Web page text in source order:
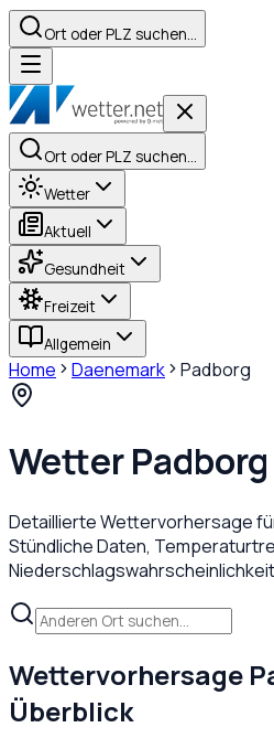
Ort oder PLZ suchen…
Ort oder PLZ suchen…
Wetter
Aktuell
Gesundheit
Freizeit
Allgemein
Home Daenemark Padborg
WetterPadborg
Detaillierte Wettervorhersage
Stündliche Daten,
Wettervorhersage
Überblick